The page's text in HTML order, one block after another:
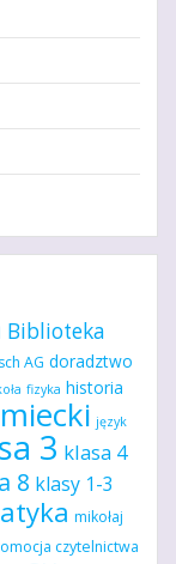
Biblioteka
AG doradztwo
fizyka historia
język
3 klasa 4
8 klasy 1-3
mikołaj
czytelnictwa